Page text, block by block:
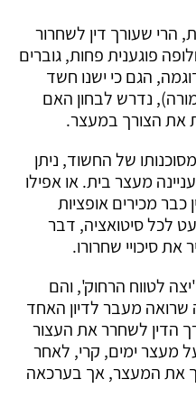
הרי שעורך דין לשחרור
פוגענית פחות, גוברים
הגם כי ישנו חשד
נדרש לבחון האם
את הצורך במעצר.
של החשוד, ניתן
מעצר בית. או אפילו
כבר מכירים אופציות
לכל סיטואציה, דבר
סיכויי שחרורו.
לטווח הרחוק', והם
שרואה מעבר לדיון האחד
הדין לשחרר את העצור
מעצר ימים, קרי, לאחר
את המעצר, אך בערכאה